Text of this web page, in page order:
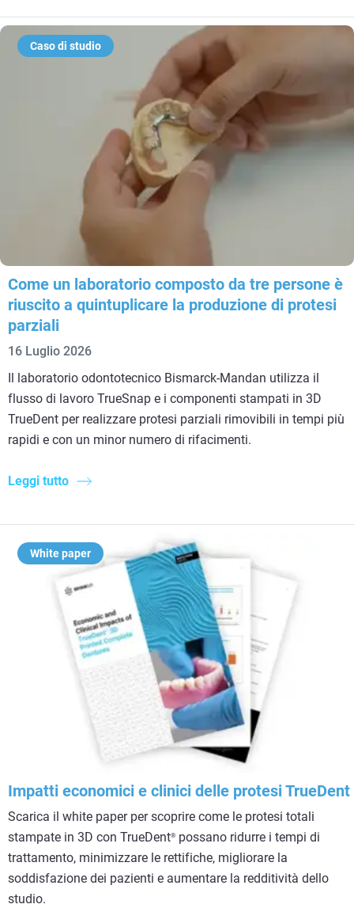
Caso di studio
Come un laboratorio composto da tre persone è
riuscito a quintuplicare la produzione di protesi
parziali
16 Luglio 2026
Il laboratorio odontotecnico Bismarck-Mandan utilizza il
flusso di lavoro TrueSnap e i componenti stampati in 3D
TrueDent per realizzare protesi parziali rimovibili in tempi più
rapidi e con un minor numero di rifacimenti.
Leggi tutto
White paper
Impatti economici e clinici delle protesi TrueDent
Scarica il white paper per scoprire come le protesi totali
stampate in 3D con TrueDent® possano ridurre i tempi di
trattamento, minimizzare le rettifiche, migliorare la
soddisfazione dei pazienti e aumentare la redditività dello
studio.